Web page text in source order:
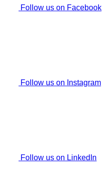
Follow us on Facebook
Follow us on Instagram
Follow us on LinkedIn